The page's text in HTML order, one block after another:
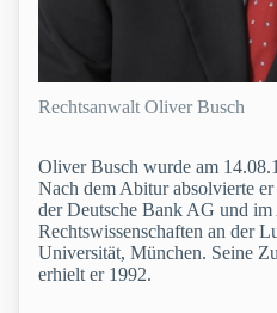
Rechtsanwalt Oliver Busch
Oliver Busch wurde am
Nach dem Abitur absolvierte
der Deutsche Bank AG und im
Rechtswissenschaften an der
Universität, München. Seine
erhielt er 1992.